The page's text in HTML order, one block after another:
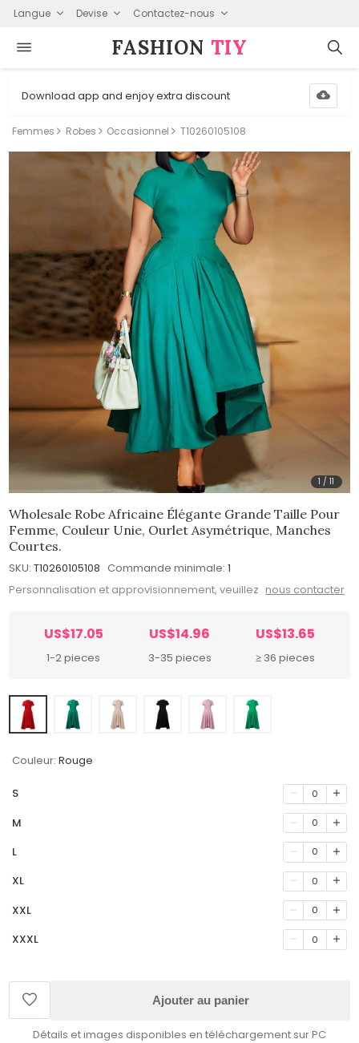
Langue Devise Contactez-nous
FASHION⁠ TIY
Download app and enjoy extra discount
Femmes Robes Occasionnel T10260105108
1 /11
Wholesale Robe Africaine Élégante Grande Taille Pour
Femme, Couleur Unie, Ourlet Asymétrique, Manches
Courtes.
SKU: T10260105108 Commande minimale: 1
Personnalisation et approvisionnement, veuillez nous contacter
US$17.05
1-2 pieces
US$14.96
3-35 pieces
US$13.65
≥ 36 pieces
Couleur: Rouge
S 0
M 0
L 0
XL 0
XXL 0
XXXL 0
Ajouter au panier
Détails et images disponibles en téléchargement sur PC